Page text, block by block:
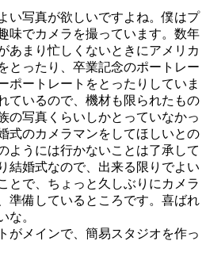
結
婚
式
カ
メ
ラ
マ
ン
を
す
る
た
の
い写真が欲しいですよね。僕はプ
味でカメラを撮っています。数年
あまり忙しくないときにアメリカ
とったり、卒業記念のポートレー
ポートレートをとったりしていま
ているので、機材も限られたもの
の写真くらいしかとっていなかっ
式のカメラマンをしてほしいとの
ようには行かないことは了承して
結婚式なので、出来る限りでよい
とで、ちょっと久しぶりにカメラ
準備しているところです。喜ばれ
な。
がメインで、簡易スタジオを作っ